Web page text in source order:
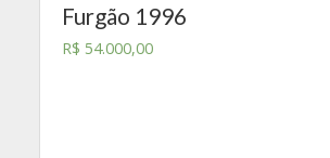
Furgão 1996
R$ 54.000,00